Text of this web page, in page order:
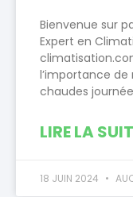
Bienvenue sur
Expert en
l’importance
chaudes
LIRE LA
18 JUIN 2024